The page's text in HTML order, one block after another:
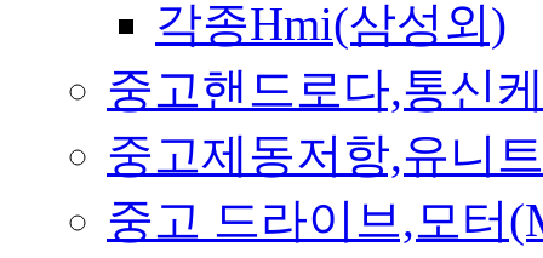
각종Hmi(삼성외)
중고핸드로다,통신
중고제동저항,유니
중고 드라이브,모터